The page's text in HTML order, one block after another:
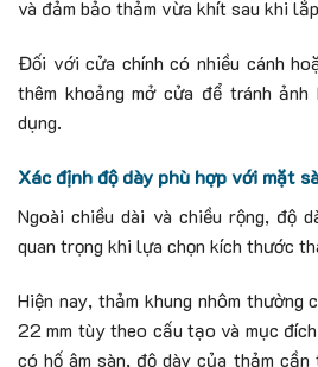
và đảm bảo thảm vừa khít sau khi
Đối với cửa chính có nhiều cánh
thêm khoảng mở cửa để tránh
dụng.
Xác định độ dày phù hợp với mặt
Ngoài chiều dài và chiều rộng, độ
quan trọng khi lựa chọn kích thước
Hiện nay, thảm khung nhôm thường
22 mm tùy theo cấu tạo và mục
có hố âm sàn, độ dày của thảm